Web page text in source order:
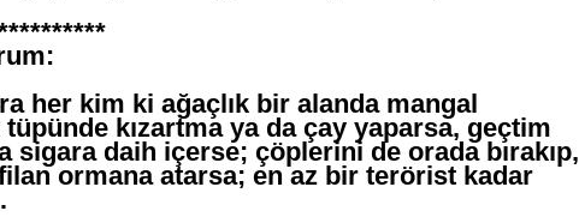
her kim ki ağaçlık bir alanda mangal
kızartma ya da çay yaparsa, geçtim
sigara daih içerse; çöplerini de orada bırakıp,
filan ormana atarsa; en az bir terörist kadar